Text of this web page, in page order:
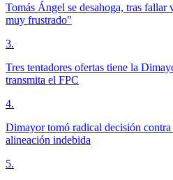
Tomás Ángel se desahoga, tras fallar
muy frustrado"
3.
Tres tentadores ofertas tiene la
transmita el FPC
4.
Dimayor tomó radical decisión
alineación indebida
5.